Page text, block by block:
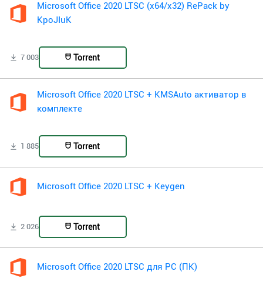
Microsoft Office 2020 LTSC (x64/x32) RePack by
KpoJIuK
7 003 Torrent
Microsoft Office 2020 LTSC + KMSAuto активатор в
комплекте
1 885 Torrent
Microsoft Office 2020 LTSC + Keygen
2 026 Torrent
Microsoft Office 2020 LTSC для PC (ПК)